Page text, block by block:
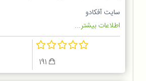
دست 80% اتانول
سایت آفکادو
اطلاعات بیشتر...